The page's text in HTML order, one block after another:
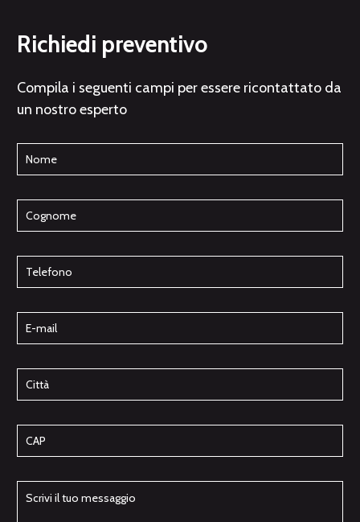
Richiedi preventivo
Compila i seguenti campi per essere ricontattato da
un nostro esperto